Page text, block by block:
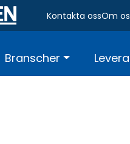
Kontakta ossOm
Branscher